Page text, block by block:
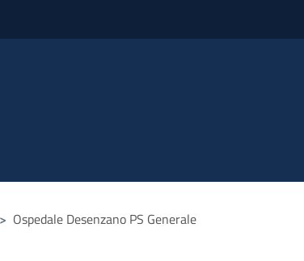
> Ospedale Desenzano PS Generale